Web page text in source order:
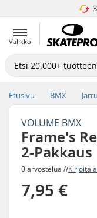
Valikko
Etusivu BMX
VOLUME BMX
Frame's
2-Pakkaus
0 arvostelua //Kirjoita
7,95 €